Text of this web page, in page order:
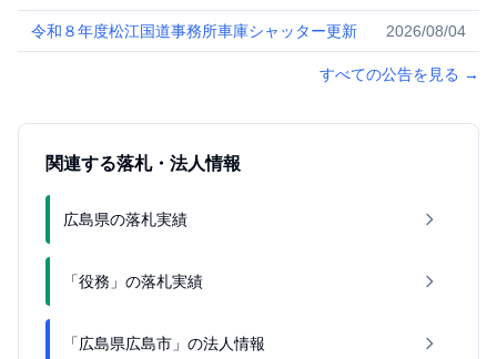
令和８年度松江国道事務所車庫シャッター更新 2026/08/04
すべての公告を見る →
関連する落札・法人情報
広島県の落札実績
「役務」の落札実績
「広島県広島市」の法人情報